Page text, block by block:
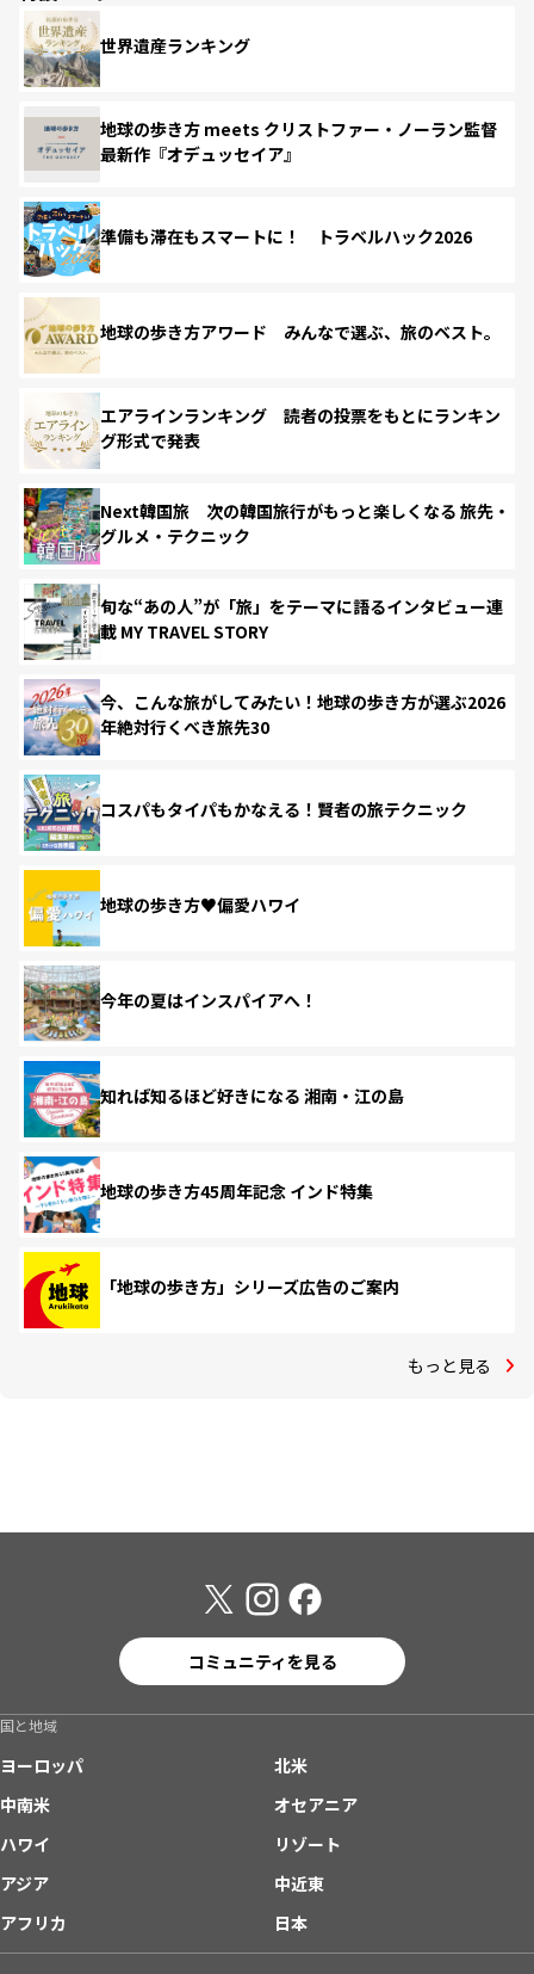
世界遺産ランキング
地球の歩き方 meets クリストファー・ノーラン監督
最新作『オデュッセイア』
準備も滞在もスマートに！ トラベルハック2026
地球の歩き方アワード みんなで選ぶ、旅のベスト。
エアラインランキング 読者の投票をもとにランキン
グ形式で発表
Next韓国旅 次の韓国旅行がもっと楽しくなる 旅先・
グルメ・テクニック
旬な“あの人”が「旅」をテーマに語るインタビュー連
載 MY TRAVEL STORY
今、こんな旅がしてみたい！地球の歩き方が選ぶ2026
年絶対行くべき旅先30
コスパもタイパもかなえる！賢者の旅テクニック
地球の歩き方♥偏愛ハワイ
今年の夏はインスパイアへ！
知れば知るほど好きになる 湘南・江の島
地球の歩き方45周年記念 インド特集
「地球の歩き方」シリーズ広告のご案内
もっと見る
コミュニティを見る
国と地域
ヨーロッパ
北米
中南米
オセアニア
ハワイ
リゾート
アジア
中近東
アフリカ
日本